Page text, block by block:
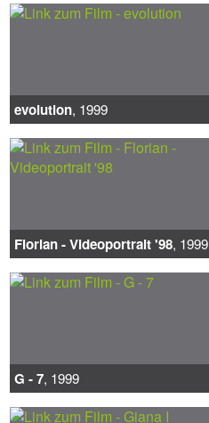
evolution, 1999
Florian - Videoportrait '98, 1999
G - 7, 1999